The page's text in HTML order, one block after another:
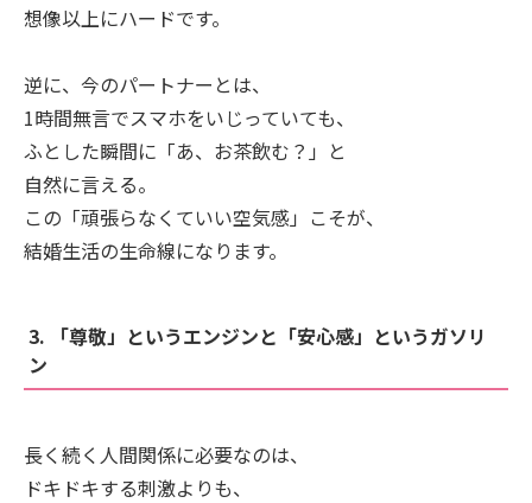
想像以上にハードです。
逆に、今のパートナーとは、
1時間無言でスマホをいじっていても、
ふとした瞬間に「あ、お茶飲む？」と
自然に言える。
この「頑張らなくていい空気感」こそが、
結婚生活の生命線になります。
3. 「尊敬」というエンジンと「安心感」というガソリ
ン
長く続く人間関係に必要なのは、
ドキドキする刺激よりも、